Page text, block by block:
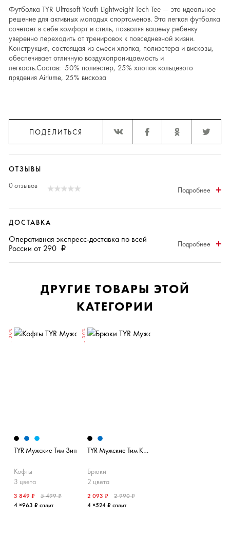
Футболка TYR Ultrasoft Youth Lightweight Tech Tee — это идеальное
решение для активных молодых спортсменов. Эта легкая футболка
сочетает в себе комфорт и стиль, позволяя вашему ребенку
уверенно переходить от тренировок к повседневной жизни.
Конструкция, состоящая из смеси хлопка, полиэстера и вискозы,
обеспечивает отличную воздухопроницаемость и
легкость.Состав: 50% полиэстер, 25% хлопок кольцевого
прядения Airlume, 25% вискоза
ПОДЕЛИТЬСЯ
ОТЗЫВЫ
0 отзывов
Подробнее
ДОСТАВКА
Оперативная экспресс-доставка по всей
России от 290 i
Подробнее
ДРУГИЕ ТОВАРЫ ЭТОЙ
КАТЕГОРИИ
- 30%
TYR Мужские Тим Зип
Кофты
3 цвета
3 849 ₽
5 499 ₽
4 ×963 ₽ сплит
- 30%
TYR Мужские Тим Классик Пант
Брюки
2 цвета
2 093 ₽
2 990 ₽
4 ×524 ₽ сплит